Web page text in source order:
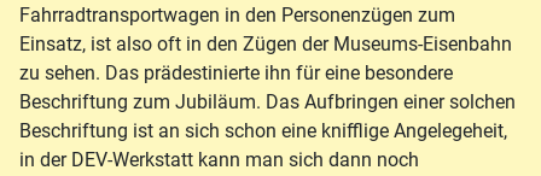
Fahrradtransportwagen in den Personenzügen zum
Einsatz, ist also oft in den Zügen der Museums-Eisenbahn
zu sehen. Das prädestinierte ihn für eine besondere
Beschriftung zum Jubiläum. Das Aufbringen einer solchen
Beschriftung ist an sich schon eine knifflige Angelegeheit,
in der DEV-Werkstatt kann man sich dann noch